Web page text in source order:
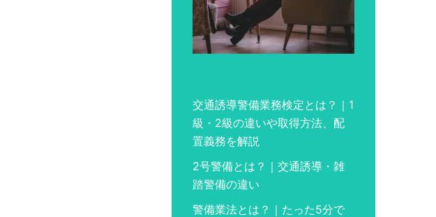
交通誘導警備業務検定とは？｜1
級・2級の違いや取得方法、配
置義務を解説
2号警備とは？｜交通誘導・雑
踏警備の違い
警備業法とは？｜たった5分で